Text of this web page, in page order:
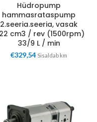
Hüdropump
hammasrataspump
2.seeria.seeria, vasak
cm3 / rev (1500rpm)
33/9 L / min
€329,54 Sisaldab km